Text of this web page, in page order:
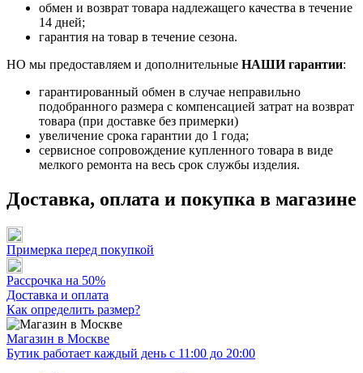
обмен и возврат товара надлежащего качества в течение
14 дней;
гарантия на товар в течение сезона.
НО мы предоставляем и дополнительные НАШИ гарантии:
гарантированный обмен в случае неправильно
подобранного размера с компенсацией затрат на возврат
товара (при доставке без примерки)
увеличение срока гарантии до 1 года;
сервисное сопровождение купленного товара в виде
мелкого ремонта на весь срок службы изделия.
Доставка, оплата и покупка в магазине
Примерка перед покупкой
Рассрочка на 50%
Доставка и оплата
Как определить размер?
Магазин в Москве
Бутик работает каждый день с 11:00 до 20:00